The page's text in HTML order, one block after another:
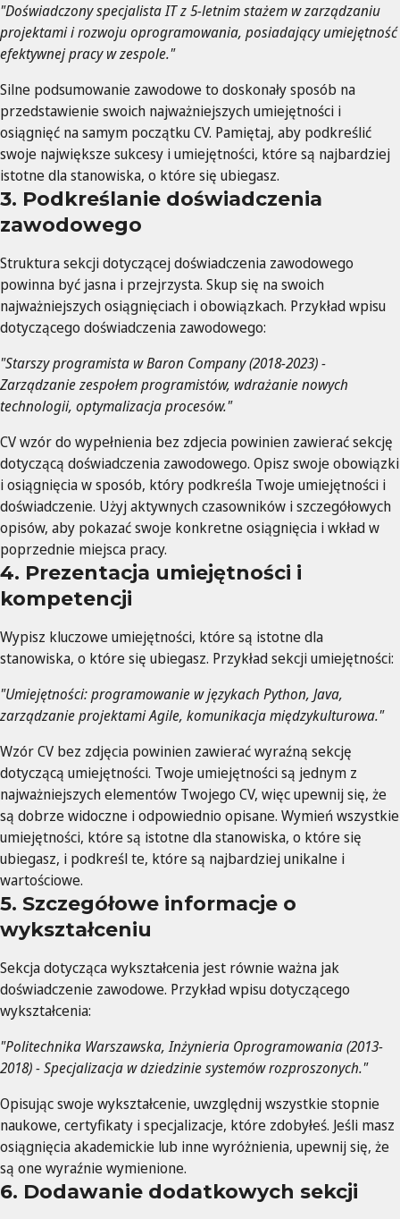
"Doświadczony specjalista IT z 5-letnim stażem w zarządzaniu
projektami i rozwoju oprogramowania, posiadający umiejętność
efektywnej pracy w zespole."
Silne podsumowanie zawodowe to doskonały sposób na
przedstawienie swoich najważniejszych umiejętności i
osiągnięć na samym początku CV. Pamiętaj, aby podkreślić
swoje największe sukcesy i umiejętności, które są najbardziej
istotne dla stanowiska, o które się ubiegasz.
3. Podkreślanie doświadczenia
zawodowego
Struktura sekcji dotyczącej doświadczenia zawodowego
powinna być jasna i przejrzysta. Skup się na swoich
najważniejszych osiągnięciach i obowiązkach. Przykład wpisu
dotyczącego doświadczenia zawodowego:
"Starszy programista w Baron Company (2018-2023) -
Zarządzanie zespołem programistów, wdrażanie nowych
technologii, optymalizacja procesów."
CV wzór do wypełnienia bez zdjecia powinien zawierać sekcję
dotyczącą doświadczenia zawodowego. Opisz swoje obowiązki
i osiągnięcia w sposób, który podkreśla Twoje umiejętności i
doświadczenie. Użyj aktywnych czasowników i szczegółowych
opisów, aby pokazać swoje konkretne osiągnięcia i wkład w
poprzednie miejsca pracy.
4. Prezentacja umiejętności i
kompetencji
Wypisz kluczowe umiejętności, które są istotne dla
stanowiska, o które się ubiegasz. Przykład sekcji umiejętności:
"Umiejętności: programowanie w językach Python, Java,
zarządzanie projektami Agile, komunikacja międzykulturowa."
Wzór CV bez zdjęcia powinien zawierać wyraźną sekcję
dotyczącą umiejętności. Twoje umiejętności są jednym z
najważniejszych elementów Twojego CV, więc upewnij się, że
są dobrze widoczne i odpowiednio opisane. Wymień wszystkie
umiejętności, które są istotne dla stanowiska, o które się
ubiegasz, i podkreśl te, które są najbardziej unikalne i
wartościowe.
5. Szczegółowe informacje o
wykształceniu
Sekcja dotycząca wykształcenia jest równie ważna jak
doświadczenie zawodowe. Przykład wpisu dotyczącego
wykształcenia:
"Politechnika Warszawska, Inżynieria Oprogramowania (2013-
2018) - Specjalizacja w dziedzinie systemów rozproszonych."
Opisując swoje wykształcenie, uwzględnij wszystkie stopnie
naukowe, certyfikaty i specjalizacje, które zdobyłeś. Jeśli masz
osiągnięcia akademickie lub inne wyróżnienia, upewnij się, że
są one wyraźnie wymienione.
6. Dodawanie dodatkowych sekcji